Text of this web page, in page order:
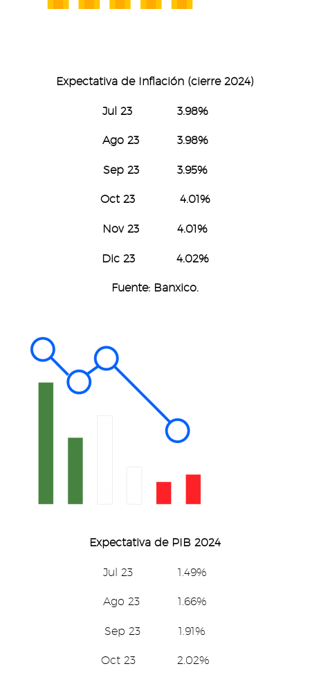
Expectativa de Inflación (cierre 2024)
Jul 23 3.98%
Ago 23 3.98%
Sep 23 3.95%
Oct 23 4.01%
Nov 23 4.01%
Dic 23 4.02%
Fuente: Banxico.
Expectativa de PIB 2024
Jul 23 1.49%
Ago 23 1.66%
Sep 23 1.91%
Oct 23 2.02%